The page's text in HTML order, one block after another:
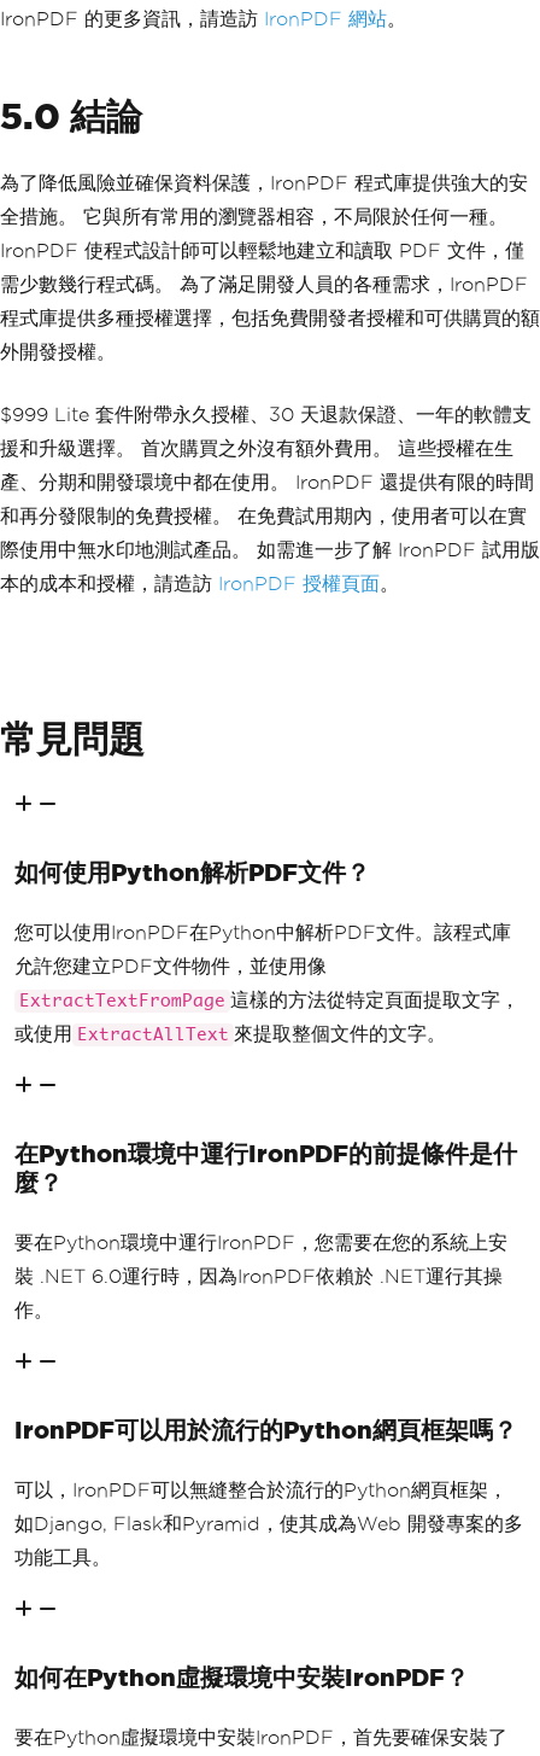
IronPDF 的更多資訊，請造訪 IronPDF 網站。
5.0 結論
為了降低風險並確保資料保護，IronPDF 程式庫提供強大的安
全措施。 它與所有常用的瀏覽器相容，不局限於任何一種。
IronPDF 使程式設計師可以輕鬆地建立和讀取 PDF 文件，僅
需少數幾行程式碼。 為了滿足開發人員的各種需求，IronPDF
程式庫提供多種授權選擇，包括免費開發者授權和可供購買的額
外開發授權。
$999 Lite 套件附帶永久授權、30 天退款保證、一年的軟體支
援和升級選擇。 首次購買之外沒有額外費用。 這些授權在生
產、分期和開發環境中都在使用。 IronPDF 還提供有限的時間
和再分發限制的免費授權。 在免費試用期內，使用者可以在實
際使用中無水印地測試產品。 如需進一步了解 IronPDF 試用版
本的成本和授權，請造訪 IronPDF 授權頁面。
常見問題
如何使用Python解析PDF文件？
您可以使用IronPDF在Python中解析PDF文件。該程式庫
允許您建立PDF文件物件，並使用像
ExtractTextFromPage 這樣的方法從特定頁面提取文字，
或使用 ExtractAllText 來提取整個文件的文字。
在Python環境中運行IronPDF的前提條件是什
麼？
要在Python環境中運行IronPDF，您需要在您的系統上安
裝 .NET 6.0運行時，因為IronPDF依賴於 .NET運行其操
作。
IronPDF可以用於流行的Python網頁框架嗎？
可以，IronPDF可以無縫整合於流行的Python網頁框架，
如Django, Flask和Pyramid，使其成為Web 開發專案的多
功能工具。
如何在Python虛擬環境中安裝IronPDF？
要在Python虛擬環境中安裝IronPDF，首先要確保安裝了